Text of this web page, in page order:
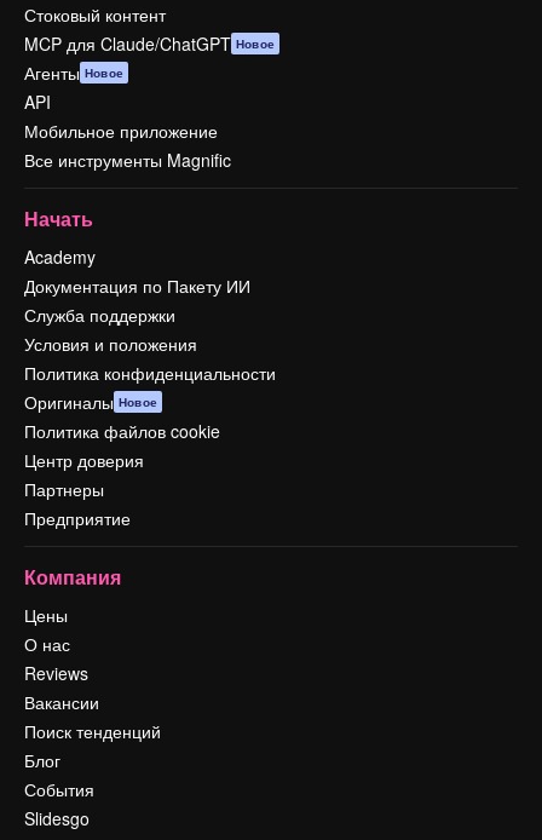
Стоковый контент
MCP для Claude/ChatGPT Новое
Агенты Новое
API
Мобильное приложение
Все инструменты Magnific
Начать
Academy
Документация по Пакету ИИ
Служба поддержки
Условия и положения
Политика конфиденциальности
Оригиналы Новое
Политика файлов cookie
Центр доверия
Партнеры
Предприятие
Компания
Цены
О нас
Reviews
Вакансии
Поиск тенденций
Блог
События
Slidesgo